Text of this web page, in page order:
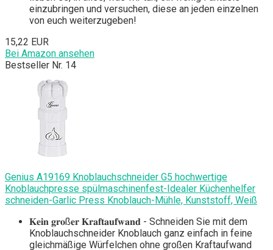
einzubringen und versuchen, diese an jeden einzelnen
von euch weiterzugeben!
15,22 EUR
Bei Amazon ansehen
Bestseller Nr. 14
Genius A19169 Knoblauchschneider G5 hochwertige
Knoblauchpresse spülmaschinenfest-Idealer Küchenhelfer
schneiden-Garlic Press Knoblauch-Mühle, Kunststoff, Weiß
𝐊𝐞𝐢𝐧 𝐠𝐫𝐨ß𝐞𝐫 𝐊𝐫𝐚𝐟𝐭𝐚𝐮𝐟𝐰𝐚𝐧𝐝 - Schneiden Sie mit dem
Knoblauchschneider Knoblauch ganz einfach in feine
gleichmäßige Würfelchen ohne großen Kraftaufwand